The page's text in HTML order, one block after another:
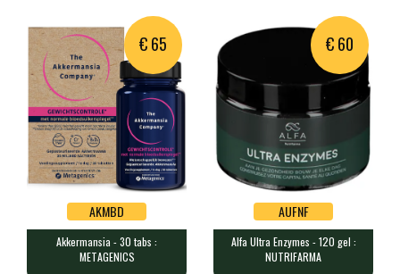
€ 65
AKMBD
AKMBD
Akkermansia - 30 tabs :
METAGENICS
€ 60
AUFNF
AUFNF
Alfa Ultra Enzymes - 120 gel :
NUTRIFARMA